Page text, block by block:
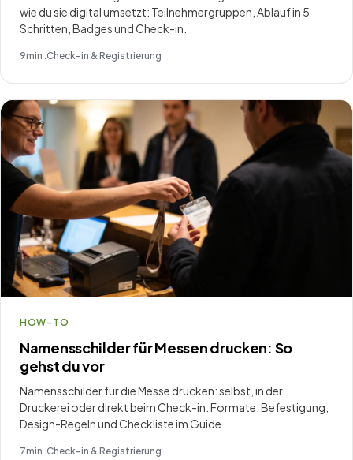
wie du sie digital umsetzt: Teilnehmergruppen, Ablauf in 5
Schritten, Badges und Check-in.
9min .Check-in & Registrierung
HOW-TO
Namensschilder für Messen drucken: So
gehst du vor
Namensschilder für die Messe drucken: selbst, in der
Druckerei oder direkt beim Check-in. Formate, Befestigung,
Design-Regeln und Checkliste im Guide.
7min .Check-in & Registrierung